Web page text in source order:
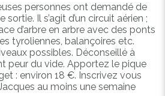
personnes ont demandé de
sortie. Il s’agit d’un circuit aérien ;
d’arbre en arbre avec des ponts
tyroliennes, balançoires etc.
possibles. Déconseillé à
peur du vide. Apportez le pique
: environ 18 €. Inscrivez vous
au moins une semaine